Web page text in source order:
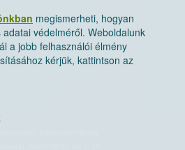
megismerheti, hogyan
védelméről. Weboldalunk
a jobb felhasználói élmény
kérjük, kattintson az
biztonsági Hivatal